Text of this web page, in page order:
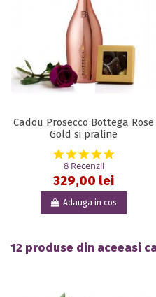
Cadou Prosecco Bottega Rose
Gold si praline
5.0 star
8 Recenzii
329,00 lei
Adauga in cos
12 produse din aceeasi